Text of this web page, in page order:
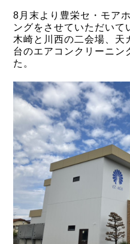
8月末より豊栄セ・モア
ングをさせていただいて
木崎と川西の二会場、天
台のエアコンクリーニン
た。